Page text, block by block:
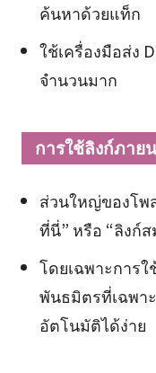
ค้นหาด้วยแท็ก
ใช้เครื่องมือส่ง
จำนวนมาก
การใช้ลิงก์ภาย
ส่วนใหญ่ของโพ
ที่นี่” หรือ “ลิงก์
โดยเฉพาะการ
พันธมิตรที่เฉพา
อัตโนมัติได้ง่าย